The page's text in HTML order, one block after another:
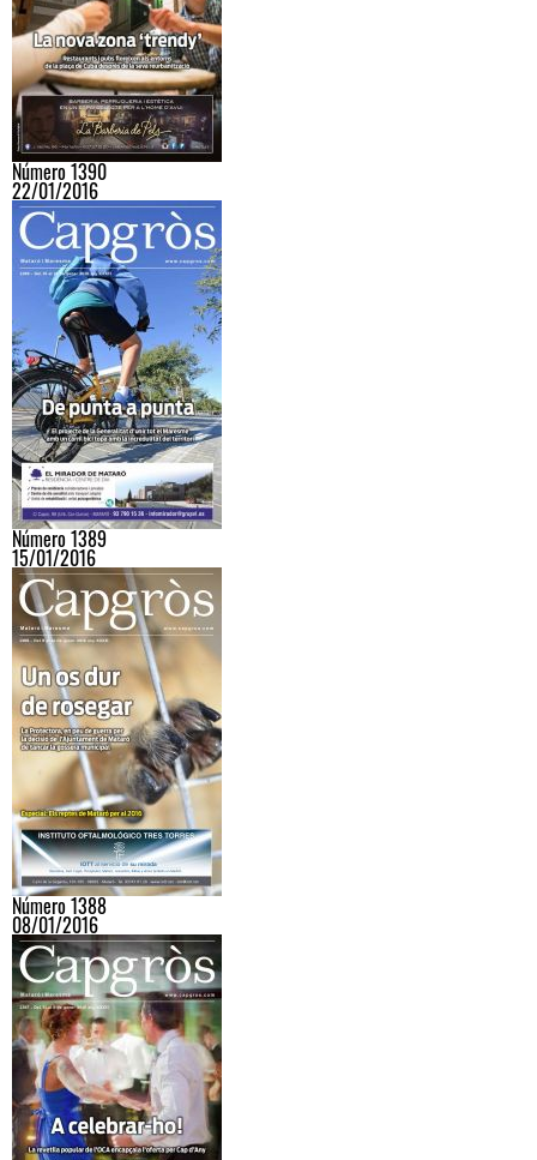
Número 1390
22/01/2016
Número 1389
15/01/2016
Número 1388
08/01/2016